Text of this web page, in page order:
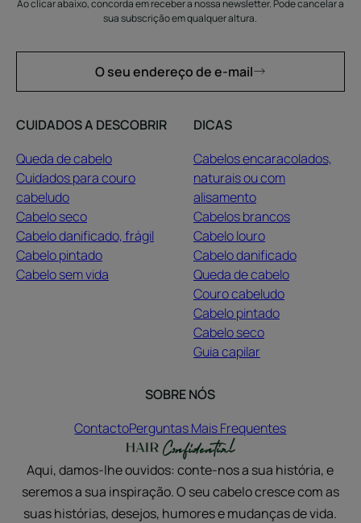
Ao clicar abaixo, concorda em receber a nossa newsletter. Pode cancelar a
sua subscrição em qualquer altura.
O seu endereço de e-mail
CUIDADOS A DESCOBRIR
Queda de cabelo
Cuidados para couro
cabeludo
Cabelo seco
Cabelo danificado, frágil
Cabelo pintado
Cabelo sem vida
DICAS
Cabelos encaracolados,
naturais ou com
alisamento
Cabelos brancos
Cabelo louro
Cabelo danificado
Queda de cabelo
Couro cabeludo
Cabelo pintado
Cabelo seco
Guia capilar
SOBRE NÓS
ContactoPerguntas Mais Frequentes
Aqui, damos-lhe ouvidos: conte-nos a sua história, e
seremos a sua inspiração. O seu cabelo cresce com as
suas histórias, desejos, humores e mudanças de vida.